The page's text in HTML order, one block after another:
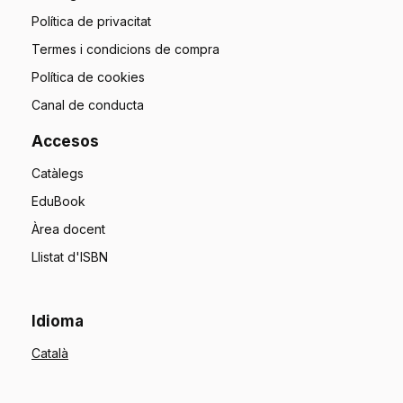
Política de privacitat
Termes i condicions de compra
Política de cookies
Canal de conducta
Accesos
Catàlegs
EduBook
Àrea docent
Llistat d'ISBN
Idioma